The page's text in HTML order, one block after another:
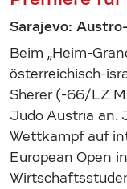
Sarajevo:
Beim „Heim-
österreichisch-
Sherer (-66/LZ
Judo Austria an.
Wettkampf auf
European Open